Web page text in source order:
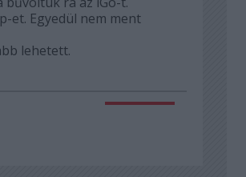
et. Egyedül nem ment
lehetett.